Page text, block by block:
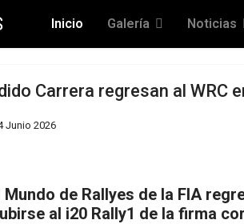
Inicio Galería Noticias
Carrera regresan al WRC
Junio 2026
Mundo de Rallyes de la FIA
al i20 Rally1 de la firma